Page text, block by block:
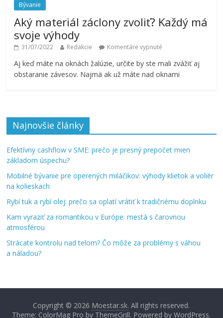
Bývanie
Aký materiál záclony zvoliť? Každý má
svoje výhody
31/07/2022 Redakcie Komentáre vypnuté
Aj keď máte na oknách žalúzie, určite by ste mali zvážiť aj
obstaranie závesov. Najmä ak už máte nad oknami
Najnovšie články
Efektívny cashflow v SME: prečo je presný prepočet mien
základom úspechu?
Mobilné bývanie pre operených miláčikov: výhody klietok a voliér
na kolieskach
Rybí tuk a rybí olej: prečo sa oplatí vrátiť k tradičnému doplnku
Kam vyraziť za romantikou v Európe: mestá s čarovnou
atmosférou
Strácate kontrolu nad telom? Čo môže za problémy s váhou
a náladou?
Copyright © 2026 Moestar.sk. All rights reserved.
Theme: ColorMag Pro by ThemeGrill. Powered byWordPress.